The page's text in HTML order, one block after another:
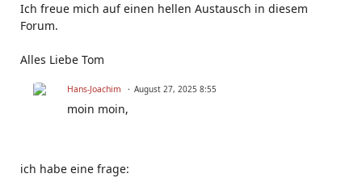
Ich freue mich auf einen hellen Austausch in diesem
Forum.
Alles Liebe Tom
Hans-Joachim August 27, 2025 8:55
moin moin,
ich habe eine frage: